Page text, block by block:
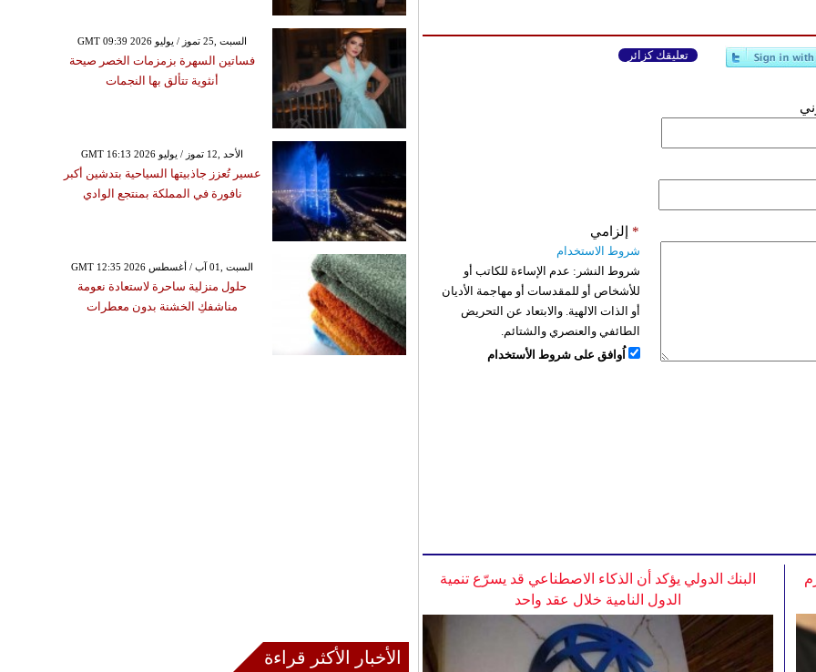
تعليقك كزائر
إلزامي *
شروط الاستخدام
شروط النشر: عدم الإساءة للكاتب أو
للأشخاص أو للمقدسات أو مهاجمة الأديان
أو الذات الالهية. والابتعاد عن التحريض
الطائفي والعنصري والشتائم.
اُوافق على شروط الأستخدام
البنك الدولي يؤكد أن الذكاء الاصطناعي قد يسرّع تنمية
الدول النامية خلال عقد واحد
GMT 09:39 2026 السبت ,25 تموز / يوليو
فساتين السهرة بزمزمات الخصر صيحة
أنثوية تتألق بها النجمات
GMT 16:13 2026 الأحد ,12 تموز / يوليو
عسير تُعزز جاذبيتها السياحية بتدشين أكبر
نافورة في المملكة بمنتجع الوادي
GMT 12:35 2026 السبت ,01 آب / أغسطس
حلول منزلية ساحرة لاستعادة نعومة
مناشفكِ الخشنة بدون معطرات
الأخبار الأكثر قراءة